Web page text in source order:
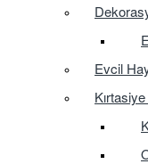
Evcil